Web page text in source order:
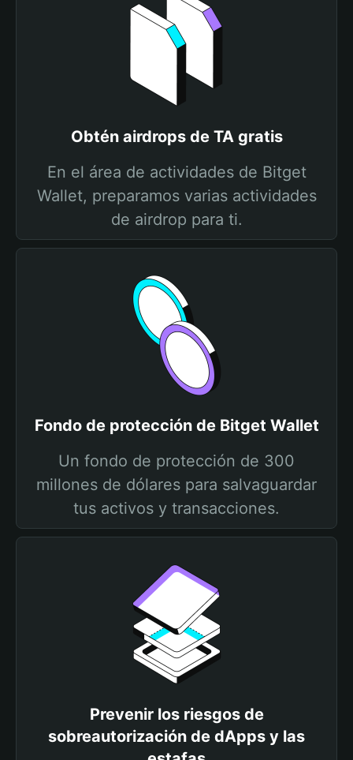
Obtén airdrops de TA gratis
En el área de actividades de Bitget
Wallet, preparamos varias actividades
de airdrop para ti.
Fondo de protección de Bitget Wallet
Un fondo de protección de 300
millones de dólares para salvaguardar
tus activos y transacciones.
Prevenir los riesgos de
sobreautorización de dApps y las